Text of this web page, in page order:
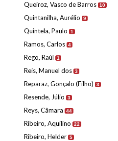
Queiroz, Vasco de Barros 10
Quintanilha, Aurélio 9
Quintela, Paulo 1
Ramos, Carlos 4
Rego, Raúl 1
Reis, Manuel dos 3
Reparaz, Gonçalo (Filho) 3
Resende, Júlio 3
Reys, Câmara 44
Ribeiro, Aquilino 22
Ribeiro, Helder 5